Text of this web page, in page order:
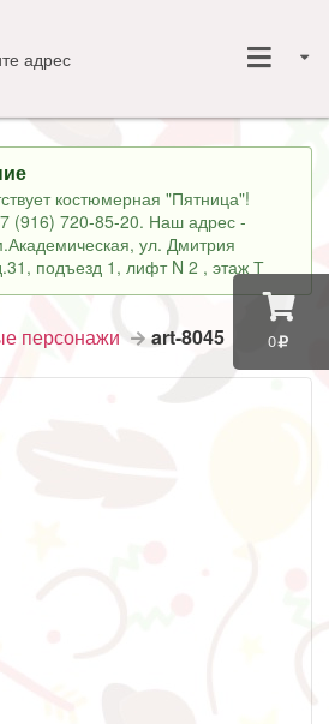
0
адрес
костюмерная "Пятница"!
(916) 720-85-20. Наш адрес -
ул. Дмитрия
подъезд 1, лифт N 2 , этаж Т
персонажи art-8045